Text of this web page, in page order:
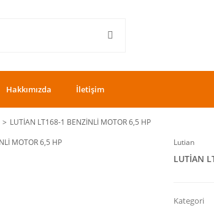
Hakkımızda İletişim
LUTİAN LT168-1 BENZİNLİ MOTOR 6,5 HP
Lutian
LUTİAN
Kategori